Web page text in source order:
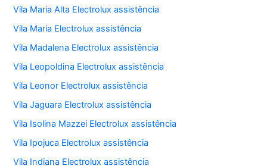
Vila Maria Alta Electrolux assistência
Vila Maria Electrolux assistência
Vila Madalena Electrolux assistência
Vila Leopoldina Electrolux assistência
Vila Leonor Electrolux assistência
Vila Jaguara Electrolux assistência
Vila Isolina Mazzei Electrolux assistência
Vila Ipojuca Electrolux assistência
Vila Indiana Electrolux assistência